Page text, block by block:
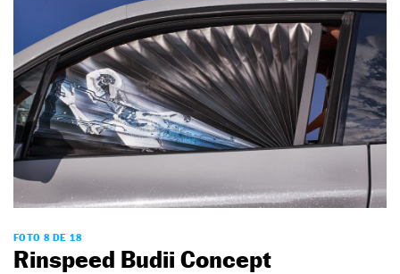
FOTO 8 DE 18
Rinspeed Budii Concept